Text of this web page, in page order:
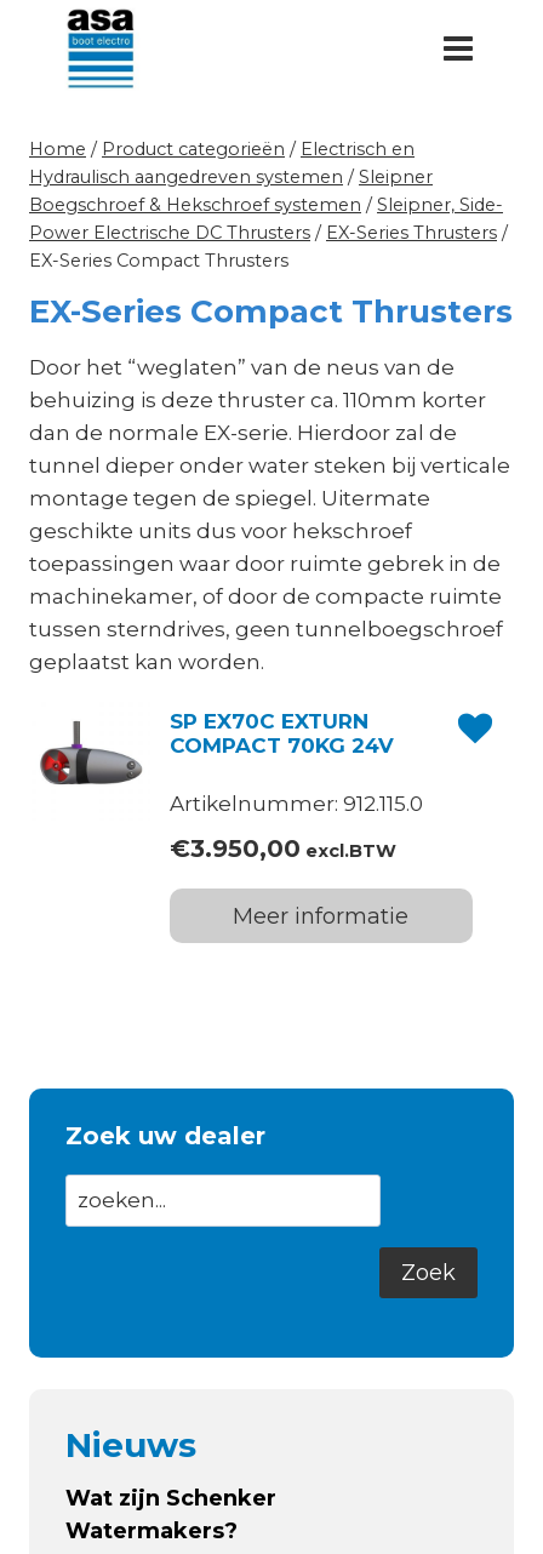
Doorgaan
inhoud
Home / Product categorieën / Electrisch en
Hydraulisch aangedreven systemen / Sleipner
Boegschroef & Hekschroef systemen / Sleipner, Side-
Power Electrische DC Thrusters / EX-Series Thrusters /
EX-Series Compact Thrusters
EX-Series Compact Thrusters
Door het “weglaten” van de neus van de
behuizing is deze thruster ca. 110mm korter
dan de normale EX-serie. Hierdoor zal de
tunnel dieper onder water steken bij verticale
montage tegen de spiegel. Uitermate
geschikte units dus voor hekschroef
toepassingen waar door ruimte gebrek in de
machinekamer, of door de compacte ruimte
tussen sterndrives, geen tunnelboegschroef
geplaatst kan worden.
SP EX70C EXTURN
COMPACT 70KG 24V
Artikelnummer: 912.115.0
€3.950,00 excl.BTW
Meer informatie
Zoek uw dealer
Nieuws
Wat zijn Schenker
Watermakers?